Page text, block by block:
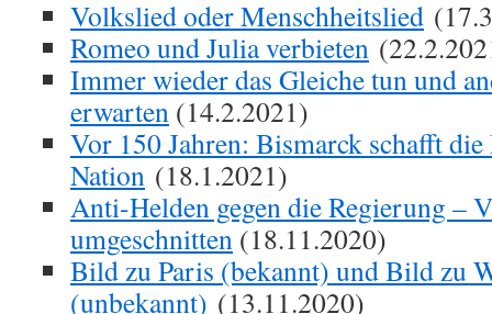
Volkslied oder Menschheitslied
Romeo und Julia verbieten
Immer wieder das Gleiche tun und
erwarten (14.2.2021)
Vor 150 Jahren: Bismarck schafft
Nation (18.1.2021)
Anti-Helden gegen die Regierung –
umgeschnitten (18.11.2020)
Bild zu Paris (bekannt) und Bild zu
(unbekannt) (13.11.2020)